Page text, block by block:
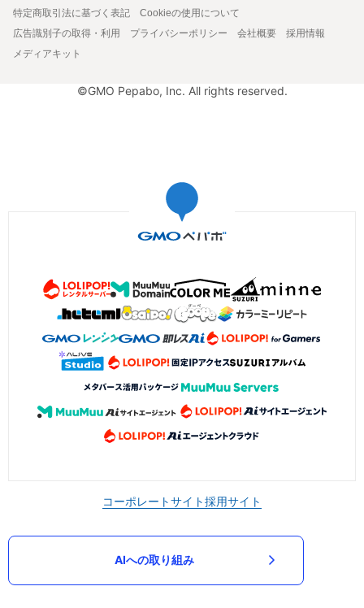
特定商取引法に基づく表記
Cookieの使用について
広告識別子の取得・利用
プライバシーポリシー 会社概要
採用情報
メディアキット
©GMO Pepabo, Inc. All rights reserved.
コーポレートサイト採用サイト
AIへの取り組み